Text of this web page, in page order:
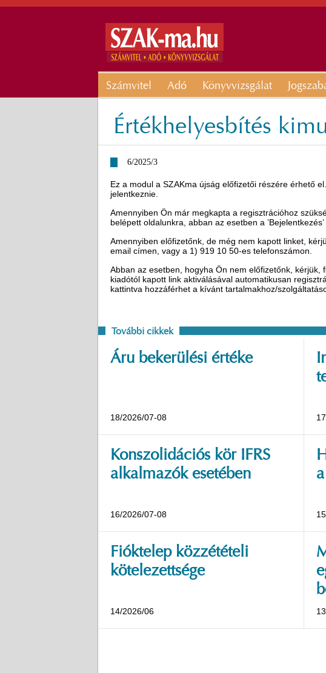
Számvitel Adó Könyvvizsgálat
Értékhelyesbítés
6/2025/3
Ez a modul a SZAKma újság előfizetői részére érhető
jelentkeznie.
Amennyiben Ön már megkapta a regisztrációhoz
belépett oldalunkra, abban az esetben a
Amennyiben előfizetőnk, de még nem kapott linket,
email címen, vagy a 1) 919 10 50-es telefonszámon.
Abban az esetben, hogyha Ön nem előfizetőnk, kérjük,
kiadótól kapott link aktiválásával automatikusan
kattintva hozzáférhet a kívánt tartalmakhoz/
További cikkek
Áru bekerülési értéke
18/2026/07-08
Konszolidációs kör IFRS
alkalmazók esetében
16/2026/07-08
Fióktelep közzétételi
kötelezettsége
14/2026/06